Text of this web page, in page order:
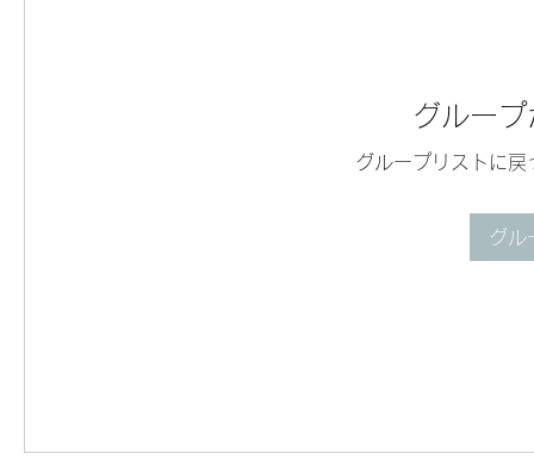
グルー
グループリストに
グル